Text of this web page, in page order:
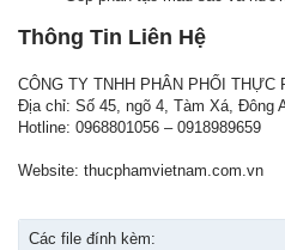
Thông Tin Liên Hệ
CÔNG TY TNHH PHÂN PHỐI THỰC
Địa chỉ: Số 45, ngõ 4, Tàm Xá, Đông
Hotline: 0968801056 – 0918989659
Website: thucphamvietnam.com.vn
Các file đính kèm: